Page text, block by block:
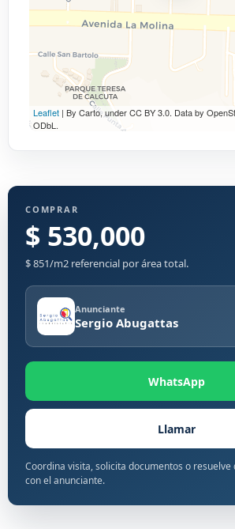
Leaflet | By Carto, under CC BY 3.0. Data by
ODbL.
COMPRAR
$ 530,000
$ 851/m2 referencial por área total.
Anunciante
Sergio Abugattas
WhatsApp
Llamar
Coordina visita, solicita documentos o
con el anunciante.